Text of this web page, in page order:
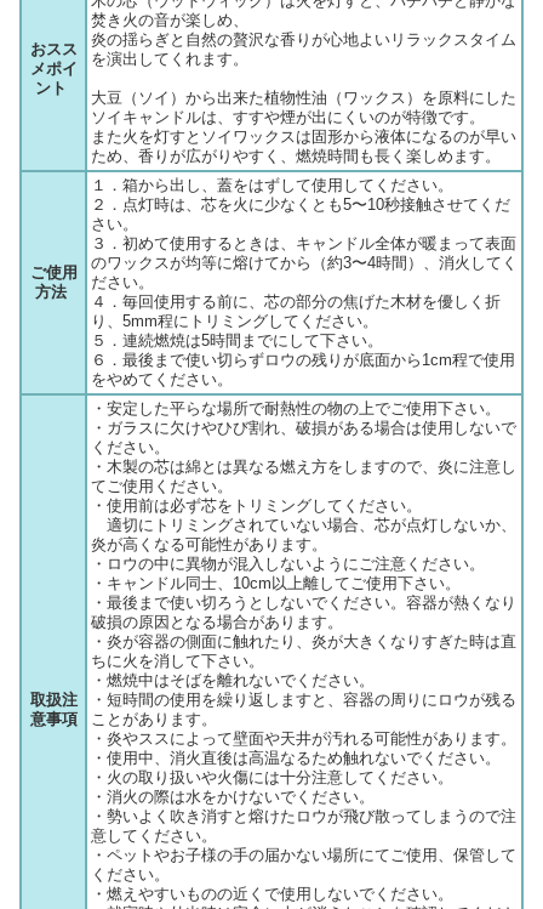
おスス
メポイ
ント
焚き火の音が楽しめ、
炎の揺らぎと自然の贅沢な香りが心地よいリラックスタイム
を演出してくれます。
大豆（ソイ）から出来た植物性油（ワックス）を原料にした
ソイキャンドルは、すすや煙が出にくいのが特徴です。
また火を灯すとソイワックスは固形から液体になるのが早い
ため、香りが広がりやすく、燃焼時間も長く楽しめます。
ご使用
方法
１．箱から出し、蓋をはずして使用してください。
２．点灯時は、芯を火に少なくとも5〜10秒接触させてくだ
さい。
３．初めて使用するときは、キャンドル全体が暖まって表面
のワックスが均等に熔けてから（約3〜4時間）、消火してく
ださい。
４．毎回使用する前に、芯の部分の焦げた木材を優しく折
り、5mm程にトリミングしてください。
５．連続燃焼は5時間までにして下さい。
６．最後まで使い切らずロウの残りが底面から1cm程で使用
をやめてください。
取扱注
意事項
・安定した平らな場所で耐熱性の物の上でご使用下さい。
・ガラスに欠けやひび割れ、破損がある場合は使用しないで
ください。
・木製の芯は綿とは異なる燃え方をしますので、炎に注意し
てご使用ください。
・使用前は必ず芯をトリミングしてください。
適切にトリミングされていない場合、芯が点灯しないか、
炎が高くなる可能性があります。
・ロウの中に異物が混入しないようにご注意ください。
・キャンドル同士、10cm以上離してご使用下さい。
・最後まで使い切ろうとしないでください。容器が熱くなり
破損の原因となる場合があります。
・炎が容器の側面に触れたり、炎が大きくなりすぎた時は直
ちに火を消して下さい。
・燃焼中はそばを離れないでください。
・短時間の使用を繰り返しますと、容器の周りにロウが残る
ことがあります。
・炎やススによって壁面や天井が汚れる可能性があります。
・使用中、消火直後は高温なるため触れないでください。
・火の取り扱いや火傷には十分注意してください。
・消火の際は水をかけないでください。
・勢いよく吹き消すと熔けたロウが飛び散ってしまうので注
意してください。
・ペットやお子様の手の届かない場所にてご使用、保管して
ください。
・燃えやすいものの近くで使用しないでください。